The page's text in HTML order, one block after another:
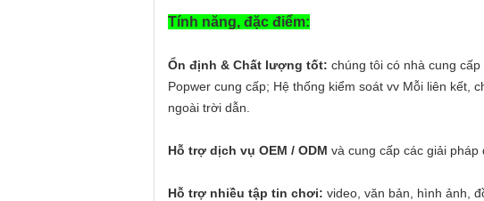
Tính năng, đặc điểm:
Ổn định & Chất lượng tốt: chúng tôi có nhà cung
Popwer cung cấp; Hệ thống kiểm soát vv Mỗi liên kết,
ngoài trời dẫn.
Hỗ trợ dịch vụ OEM / ODM và cung cấp các giải
Hỗ trợ nhiều tập tin chơi: video, văn bản, hình ảnh,